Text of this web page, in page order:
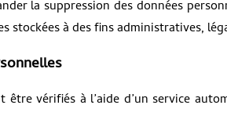
la suppression des données
stockées à des fins administratives,
être vérifiés à l’aide d’un service